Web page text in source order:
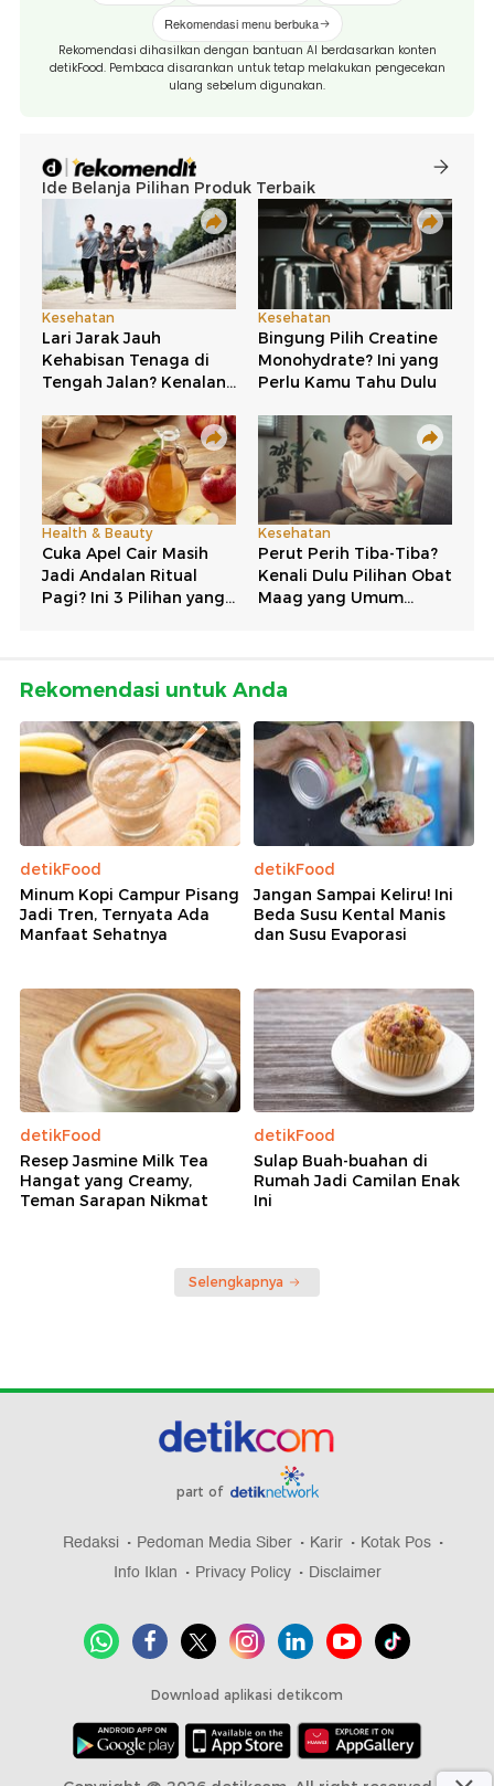
Rekomendasi menu berbuka
Rekomendasi dihasilkan dengan bantuan AI berdasarkan konten
detikFood. Pembaca disarankan untuk tetap melakukan pengecekan
ulang sebelum digunakan.
Rekomendasi untuk Anda
detikFood
Minum Kopi Campur Pisang
Jadi Tren, Ternyata Ada
Manfaat Sehatnya
detikFood
Jangan Sampai Keliru! Ini
Beda Susu Kental Manis
dan Susu Evaporasi
detikFood
Resep Jasmine Milk Tea
Hangat yang Creamy,
Teman Sarapan Nikmat
detikFood
Sulap Buah-buahan di
Rumah Jadi Camilan Enak
Ini
Selengkapnya
part of
Redaksi Pedoman Media Siber Karir
Kotak Pos
Info Iklan
Privacy Policy Disclaimer
Download aplikasi detikcom